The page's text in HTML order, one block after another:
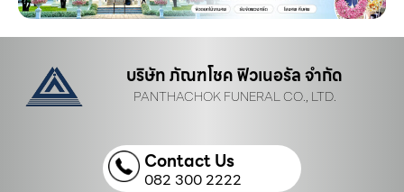
บริษัท ภัณฑโชค ฟิวเนอรัล จำกัด
PANTHACHOK FUNERAL CO., LTD.
Contact Us
082 300 2222